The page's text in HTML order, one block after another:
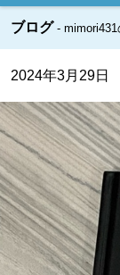
ブログ
2024年3月29日